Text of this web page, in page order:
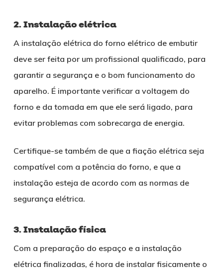
2. Instalação elétrica
A instalação elétrica do forno elétrico de embutir
deve ser feita por um profissional qualificado, para
garantir a segurança e o bom funcionamento do
aparelho. É importante verificar a voltagem do
forno e da tomada em que ele será ligado, para
evitar problemas com sobrecarga de energia.
Certifique-se também de que a fiação elétrica seja
compatível com a potência do forno, e que a
instalação esteja de acordo com as normas de
segurança elétrica.
3. Instalação física
Com a preparação do espaço e a instalação
elétrica finalizadas, é hora de instalar fisicamente o